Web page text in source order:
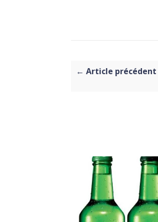
← Article précédent